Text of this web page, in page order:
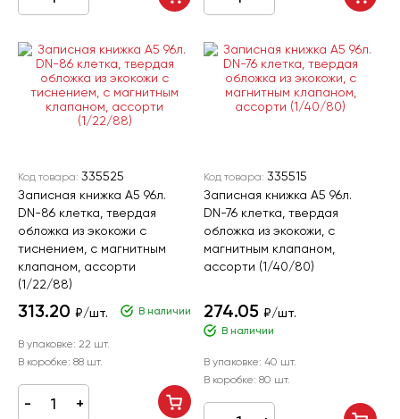
Код товара: 335525
Записная книжка А5 96л.
DN-86 клетка, твердая
обложка из экокожи с
тиснением, с магнитным
клапаном, ассорти
(1/22/88)
313.20 ₽/шт. В наличии
В упаковке: 22 шт.
В коробке: 88 шт.
Код товара: 335515
Записная книжка А5 96л.
DN-76 клетка, твердая
обложка из экокожи, с
магнитным клапаном,
ассорти (1/40/80)
274.05 ₽/шт.
В наличии
В упаковке: 40 шт.
В коробке: 80 шт.